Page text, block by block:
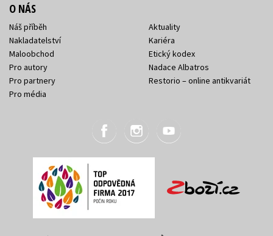
O NÁS
Náš příběh
Nakladatelství
Maloobchod
Pro autory
Pro partnery
Pro média
Aktuality
Kariéra
Etický kodex
Nadace Albatros
Restorio – online antikvariát